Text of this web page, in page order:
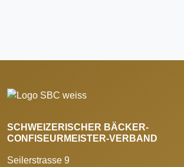
SCHWEIZERISCHER BÄCKER-
CONFISEURMEISTER-VERBAND
Seilerstrasse 9